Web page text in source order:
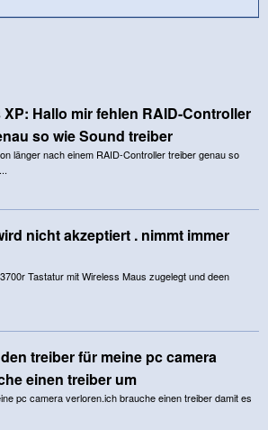
Hallo mir fehlen RAID-Controller
so wie Sound treiber
länger nach einem RAID-Controller treiber genau so
nicht akzeptiert . nimmt immer
Tastatur mit Wireless Maus zugelegt und deen
treiber für meine pc camera
einen treiber um
pc camera verloren.ich brauche einen treiber damit es